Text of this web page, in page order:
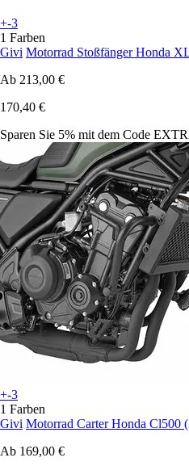
+-3
1 Farben
Givi Motorrad Stoßfänger Honda
Ab 213,00 €
170,40 €
Sparen Sie 5% mit dem Code
+-3
1 Farben
Givi Motorrad Carter Honda Cl500
Ab 169,00 €